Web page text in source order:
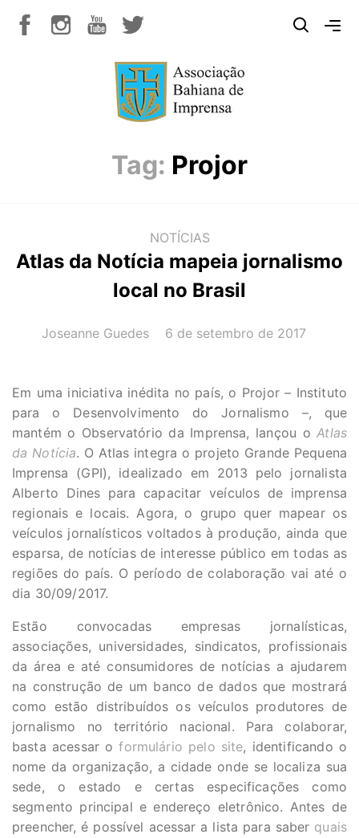
Tag: Projor
NOTÍCIAS
Atlas da Notícia mapeia jornalismo
local no Brasil
AUTOR(A):
Joseanne Guedes DATA:
6 de setembro de 2017
Em uma iniciativa inédita no país, o Projor – Instituto
para o Desenvolvimento do Jornalismo –, que
mantém o Observatório da Imprensa, lançou oAtlas
da Notícia. O Atlas integra o projeto Grande Pequena
Imprensa (GPI), idealizado em 2013 pelo jornalista
Alberto Dines para capacitar veículos de imprensa
regionais e locais. Agora, o grupo quer mapear os
veículos jornalísticos voltados à produção, ainda que
esparsa, de notícias de interesse público em todas as
regiões do país. O período de colaboração vai até o
dia 30/09/2017.
Estão convocadas empresas jornalísticas,
associações, universidades, sindicatos, profissionais
da área e até consumidores de notícias a ajudarem
na construção de um banco de dados que mostrará
como estão distribuídos os veículos produtores de
jornalismo no território nacional. Para colaborar,
basta acessar oformulário pelo site, identificando o
nome da organização, a cidade onde se localiza sua
sede, o estado e certas especificações como
segmento principal e endereço eletrônico. Antes de
preencher, é possível acessar a lista para saber quais